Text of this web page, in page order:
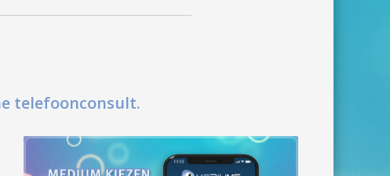
telefoonconsult.